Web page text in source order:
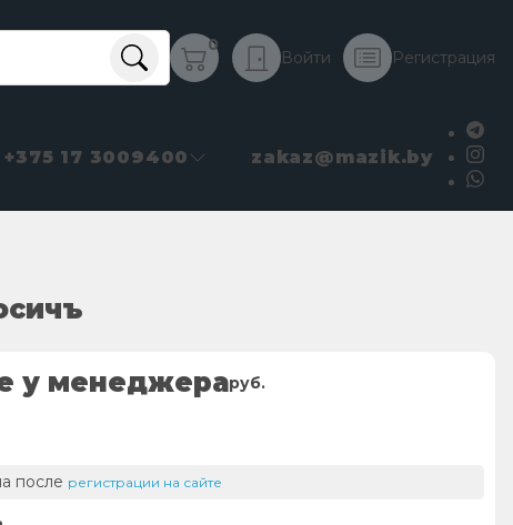
0
Войти Регистрация
+375 17 3009400 zakaz@mazik.by
у менеджераруб.
после регистрации на сайте